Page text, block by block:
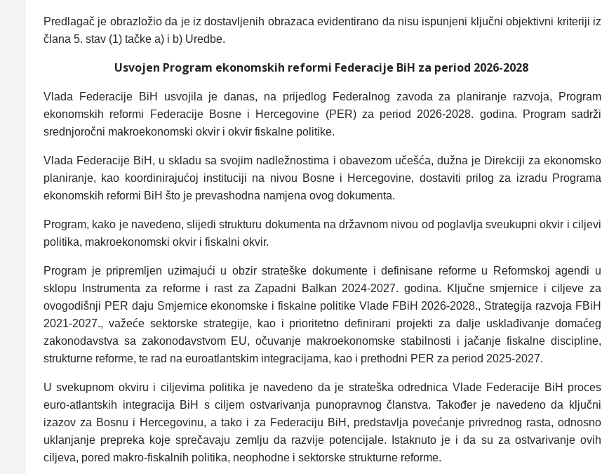
Predlagač je obrazložio da je iz dostavljenih obrazaca evidentirano da nisu ispunjeni ključni objektivni kriteriji iz
člana 5. stav (1) tačke a) i b) Uredbe.
Usvojen Program ekonomskih reformi Federacije BiH za period 2026-2028
Vlada Federacije BiH usvojila je danas, na prijedlog Federalnog zavoda za planiranje razvoja, Program
ekonomskih reformi Federacije Bosne i Hercegovine (PER) za period 2026-2028. godina. Program sadrži
srednjoročni makroekonomski okvir i okvir fiskalne politike.
Vlada Federacije BiH, u skladu sa svojim nadležnostima i obavezom učešća, dužna je Direkciji za ekonomsko
planiranje, kao koordinirajućoj instituciji na nivou Bosne i Hercegovine, dostaviti prilog za izradu Programa
ekonomskih reformi BiH što je prevashodna namjena ovog dokumenta.
Program, kako je navedeno, slijedi strukturu dokumenta na državnom nivou od poglavlja sveukupni okvir i ciljevi
politika, makroekonomski okvir i fiskalni okvir.
Program je pripremljen uzimajući u obzir strateške dokumente i definisane reforme u Reformskoj agendi u
sklopu Instrumenta za reforme i rast za Zapadni Balkan 2024-2027. godina. Ključne smjernice i ciljeve za
ovogodišnji PER daju Smjernice ekonomske i fiskalne politike Vlade FBiH 2026-2028., Strategija razvoja FBiH
2021-2027., važeće sektorske strategije, kao i prioritetno definirani projekti za dalje usklađivanje domaćeg
zakonodavstva sa zakonodavstvom EU, očuvanje makroekonomske stabilnosti i jačanje fiskalne discipline,
strukturne reforme, te rad na euroatlantskim integracijama, kao i prethodni PER za period 2025-2027.
U svekupnom okviru i ciljevima politika je navedeno da je strateška odrednica Vlade Federacije BiH proces
euro-atlantskih integracija BiH s ciljem ostvarivanja punopravnog članstva. Također je navedeno da ključni
izazov za Bosnu i Hercegovinu, a tako i za Federaciju BiH, predstavlja povećanje privrednog rasta, odnosno
uklanjanje prepreka koje sprečavaju zemlju da razvije potencijale. Istaknuto je i da su za ostvarivanje ovih
ciljeva, pored makro-fiskalnih politika, neophodne i sektorske strukturne reforme.